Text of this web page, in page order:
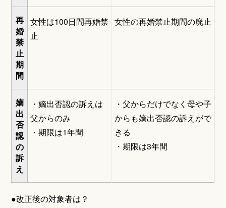
再
婚
禁
止
期
間
女性は100日間再婚禁
止
女性の再婚禁止期間の廃止
嫡
出
否
認
の
訴
え
・嫡出否認の訴えは
父からのみ
・期限は1年間
・父からだけでなく母や子
からも嫡出否認の訴えがで
きる
・期限は3年間
●改正後の対象者は？